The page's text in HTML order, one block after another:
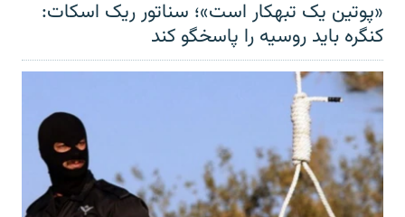
«پوتین یک تبهکار است»؛ سناتور ریک اسکات:
کنگره باید روسیه را پاسخگو کند